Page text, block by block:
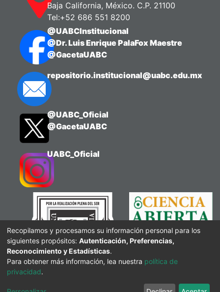
Baja California, México. C.P. 21100
Tel:+52 686 551 8200
@UABCInstitucional
@Dr. Luis Enrique PalaFox Maestre
@GacetaUABC
repositorio.institucional@uabc.edu.mx
@UABC_Oficial
@GacetaUABC
UABC_Oficial
Recopilamos y procesamos su información personal para los
siguientes propósitos: Autenticación, Preferencias,
Reconocimiento y Estadísticas.
Para obtener más información, lea nuestra política de
privacidad.